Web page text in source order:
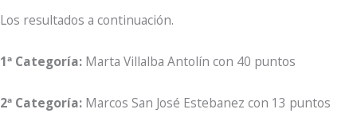
Los resultados a continuación.
1ª Categoría: Marta Villalba Antolín con 40 puntos
2ª Categoría: Marcos San José Estebanez con 13 puntos